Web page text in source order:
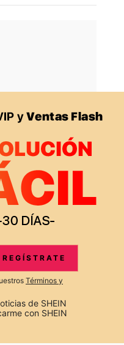
DE SHEIN
Suscribir
REGÍSTRATE
Términos y
de SHEIN
con SHEIN